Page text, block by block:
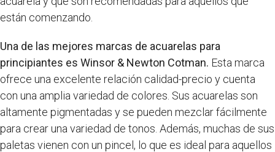
están comenzando.
Una de las mejores marcas de acuarelas para
principiantes es Winsor & Newton Cotman. Esta marca
ofrece una excelente relación calidad-precio y cuenta
con una amplia variedad de colores. Sus acuarelas son
altamente pigmentadas y se pueden mezclar fácilmente
para crear una variedad de tonos. Además, muchas de sus
paletas vienen con un pincel, lo que es ideal para aquellos